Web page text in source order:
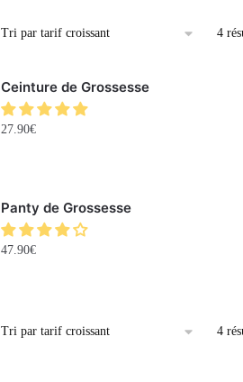
4
Ceinture de Grossesse
27.90€
Panty de Grossesse
47.90€
4